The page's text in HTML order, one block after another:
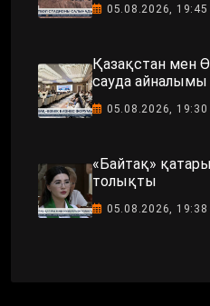
05.08.2026, 19:45
Қазақстан мен
сауда айналымы
05.08.2026, 19:30
«Байтақ»
толықты
05.08.2026, 19:38